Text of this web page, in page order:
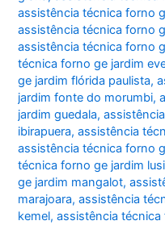
assistência técnica forno
assistência técnica forno
assistência técnica forno
técnica forno ge jardim
ge jardim flórida paulista,
jardim fonte do morumbi,
jardim guedala,
ibirapuera,assistência
assistência técnica forno
técnica forno ge jardim
ge jardim mangalot,
marajoara,assistência
kemel,assistência